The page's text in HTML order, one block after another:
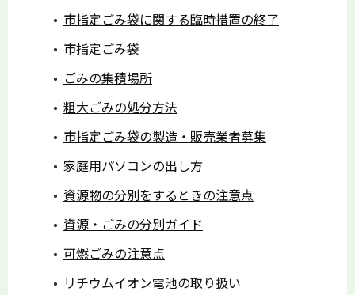
市指定ごみ袋に関する臨時措置の終了
市指定ごみ袋
ごみの集積場所
粗大ごみの処分方法
市指定ごみ袋の製造・販売業者募集
家庭用パソコンの出し方
資源物の分別をするときの注意点
資源・ごみの分別ガイド
可燃ごみの注意点
リチウムイオン電池の取り扱い